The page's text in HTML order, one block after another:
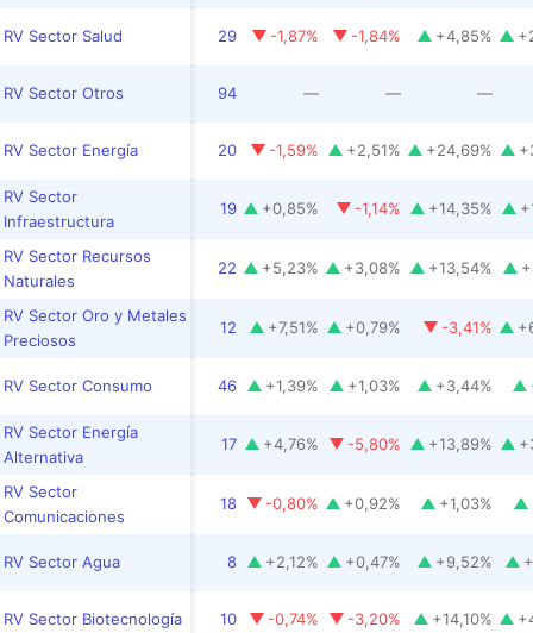
RV Sector Salud 29 -1,87% -1,84% +4,85% +
RV Sector Otros 94 — — —
RV Sector Energía 20 -1,59% +2,51% +24,69% +
RV Sector
Infraestructura
19 +0,85% -1,14% +14,35% +
RV Sector Recursos
Naturales
22 +5,23% +3,08% +13,54% +
RV Sector Oro y Metales
Preciosos
12 +7,51% +0,79% -3,41% +
RV Sector Consumo 46 +1,39% +1,03% +3,44%
RV Sector Energía
Alternativa
17 +4,76% -5,80% +13,89% +
RV Sector
Comunicaciones
18 -0,80% +0,92% +1,03%
RV Sector Agua 8 +2,12% +0,47% +9,52% +
RV Sector Biotecnología 10 -0,74% -3,20% +14,10% +